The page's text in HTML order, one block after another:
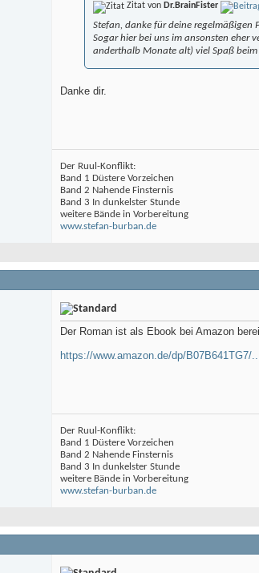
Zitat von Dr.BrainFister
Stefan, danke für deine regelmäßigen
Sogar hier bei uns im ansonsten eher
anderthalb Monate alt) viel Spaß beim
Danke dir.
Der Ruul-Konflikt:
Band 1 Düstere Vorzeichen
Band 2 Nahende Finsternis
Band 3 In dunkelster Stunde
weitere Bände in Vorbereitung
www.stefan-burban.de
Der Roman ist als Ebook bei Amazon
https://www.amazon.de/dp/B07B641TG7/
Der Ruul-Konflikt:
Band 1 Düstere Vorzeichen
Band 2 Nahende Finsternis
Band 3 In dunkelster Stunde
weitere Bände in Vorbereitung
www.stefan-burban.de